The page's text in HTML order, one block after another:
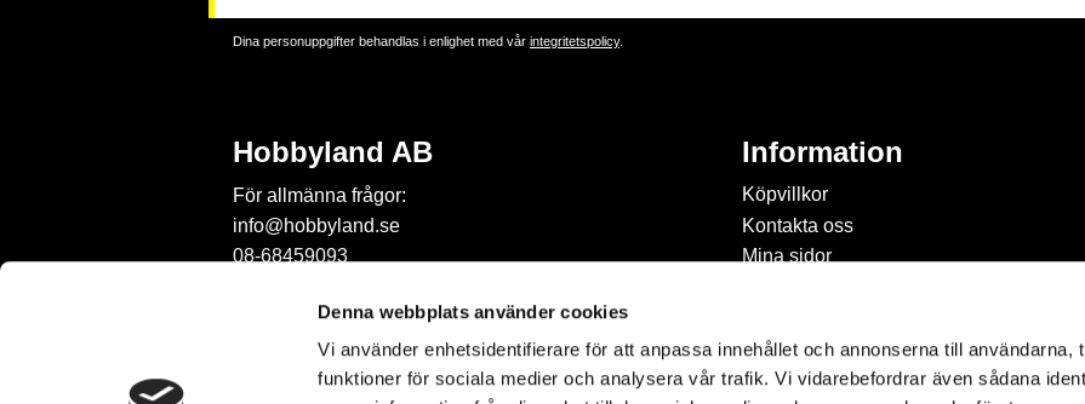
Denna webbplats använder cookies
Vi använder enhetsidentifierare för att anpassa innehållet och annonserna till användarna,
funktioner för sociala medier och analysera vår trafik. Vi vidarebefordrar även sådana
Dina personuppgifter behandlas i enlighet med vår integritetspolicy.
Hobbyland AB
För allmänna frågor:
info@hobbyland.se
08-68459093
order@hobbyland.se
08-68459093
Information
Köpvillkor
Kontakta oss
Mina sidor
cookies
Inspiration & Passion